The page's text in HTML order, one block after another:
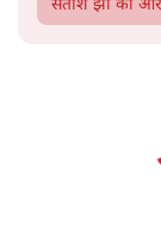
विश्लेषणात्मक